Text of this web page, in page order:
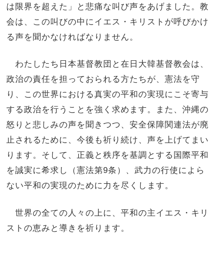
は限界を超えた」と悲痛な叫び声をあげました。教
会は、この叫びの中にイエス・キリストが呼びかけ
る声を聞かなければなりません。
わたしたち日本基督教団と在日大韓基督教会は、
政治の責任を担っておられる方たちが、憲法を守
り、この世界における真実の平和の実現にこそ寄与
する政治を行うことを強く求めます。また、沖縄の
怒りと悲しみの声を聞きつつ、安全保障関連法が廃
止されるために、今後も祈り続け、声を上げてまい
ります。そして、正義と秩序を基調とする国際平和
を誠実に希求し（憲法第9条）、武力の行使によら
ない平和の実現のために力を尽くします。
世界の全ての人々の上に、平和の主イエス・キリ
ストの恵みと導きを祈ります。